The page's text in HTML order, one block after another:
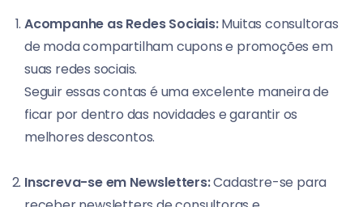
Acompanhe as Redes Sociais:Muitas consultoras
de moda compartilham cupons e promoções em
suas redes sociais.
Seguir essas contas é uma excelente maneira de
ficar por dentro das novidades e garantir os
melhores descontos.
Inscreva-se em Newsletters:Cadastre-se para